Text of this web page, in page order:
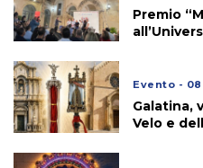
Premio
Evento -
Galatina,
Velo e